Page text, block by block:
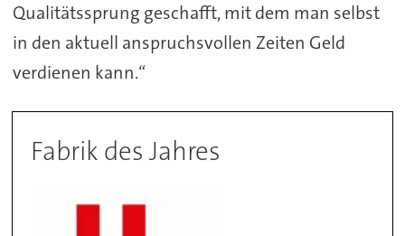
Qualitätssprung geschafft, mit dem man selbst
in den aktuell anspruchsvollen Zeiten Geld
verdienen kann.“
Fabrik des Jahres